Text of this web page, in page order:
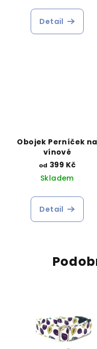
Detail
Obojek Perníček na
vínové
od 399 Kč
Skladem
Detail